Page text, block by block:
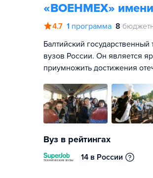
«ВОЕНМЕХ»
4.7 1 программа 8
Балтийский
вузов России. Он является
приумножить достижения
Вуз в рейтингах
14 в России